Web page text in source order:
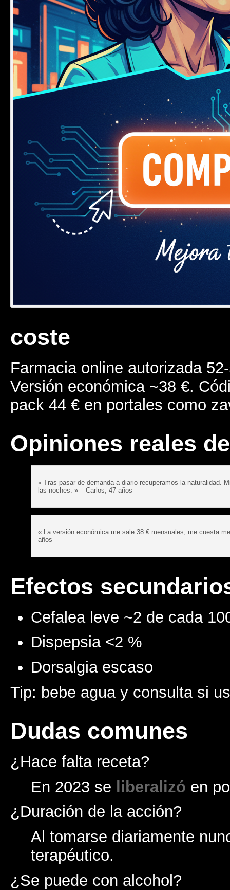
coste
Farmacia online autorizada
Versión económica ~38 €.
pack 44 € en portales como
Opiniones reales
« Tras pasar de demanda a diario recuperamos la naturalidad.
las noches. » – Carlos, 47 años
« La versión económica me sale 38 € mensuales; me cuesta
años
Efectos
Cefalea leve ~2 de cada
Dispepsia <2 %
Dorsalgia escaso
Tip: bebe agua y consulta si
Dudas comunes
¿Hace falta receta?
En 2023 se liberalizó en
¿Duración de la acción?
Al tomarse diariamente
terapéutico.
¿Se puede con alcohol?